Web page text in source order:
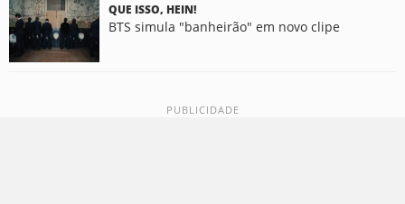
QUE ISSO, HEIN!
BTS simula "banheirão" em novo clipe